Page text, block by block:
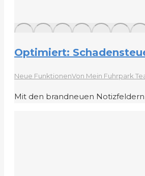
Optimiert:
Neue FunktionenVon Mein Fuhrpark
Mit den brandneuen